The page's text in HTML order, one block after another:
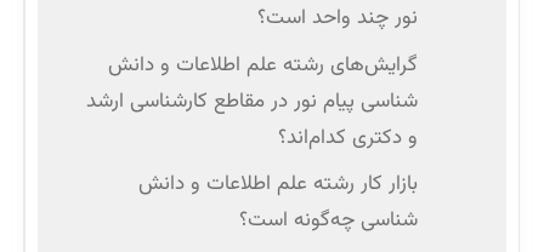
نور چند واحد است؟
گرایش‌های رشته علم اطلاعات و دانش
شناسی پیام نور در مقاطع کارشناسی ارشد
و دکتری کدام‌اند؟
بازار کار رشته علم اطلاعات و دانش
شناسی چه‌گونه است؟